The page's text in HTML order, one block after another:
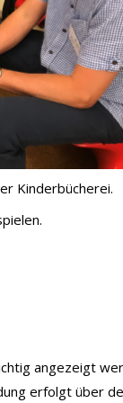
Kinderbücherei.
angezeigt
erfolgt über